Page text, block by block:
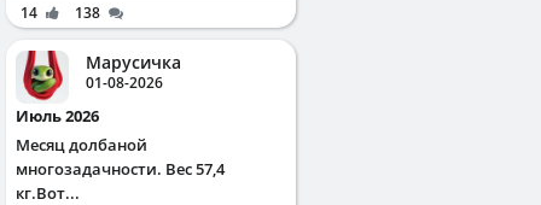
14 138
Марусичка
01-08-2026
Июль 2026
Месяц долбаной
многозадачности. Вес 57,4
кг.Вот...